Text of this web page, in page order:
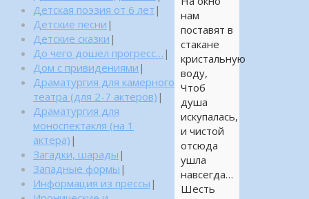
нам
поставят в
стакане
кристальную
воду,
Чтоб
душа
искупалась,
и чистой
отсюда
ушла
навсегда…
Шесть
Детская поэзия от 6 лет |
Детские песни |
Детские сказки |
До чего дошел прогресс… |
Дом с привидениями |
Драматургия для камерного
театра (для 2-7 актеров) |
Драматургия для
моноспектакля (на 1
актера) |
Загадки, шарады |
Западные формы |
Информация из прессы |